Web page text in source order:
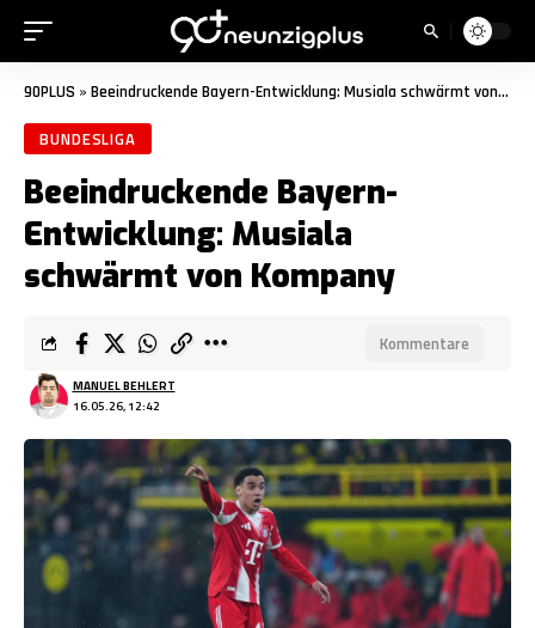
90PLUS » Beeindruckende Bayern-Entwicklung: Musiala schwärmt von Kompany
BUNDESLIGA
Beeindruckende Bayern-
Entwicklung: Musiala
schwärmt von Kompany
16.05.26, 12:42
MANUEL BEHLERT
Kommentare